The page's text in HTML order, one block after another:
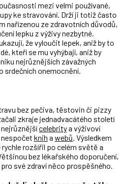
mezi velmi používané,
ke stravování. Drží ji totiž často
nařízenou ze zdravotních důvodů,
lepku z výživy nezbytné.
že vyloučit lepek, aniž by to
kteří se mu vyhýbají, aniž by
nejrůznějších závažných
srdečních onemocnění.
bez pečiva, těstovin či pizzy
zkraje jednadvacátého století
celebritya výživoví
nespočet knih a webů. Výsledkem
rozšířil po celém světě a
bez lékařského doporučení,
své zdraví něco prospěšného.